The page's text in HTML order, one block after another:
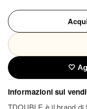
🤍
Informazioni sul
TDOUBLE è il brand di